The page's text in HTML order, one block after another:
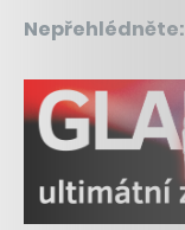
Nepřehlédněte: